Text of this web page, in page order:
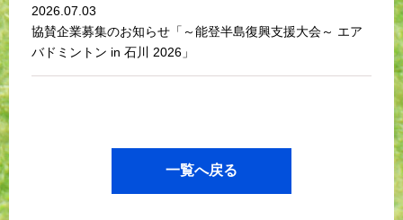
2026.07.03
協賛企業募集のお知らせ「～能登半島復興支援大会～ エア
バドミントン in 石川 2026」
一覧へ戻る